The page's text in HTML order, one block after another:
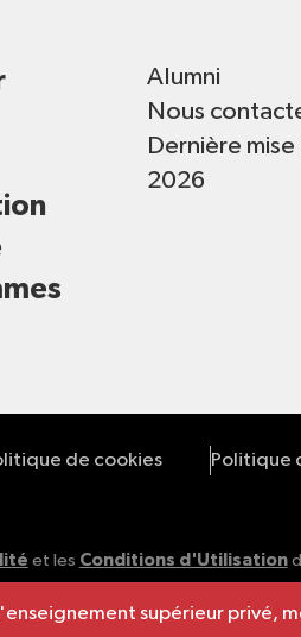
Alumni
Nous
Dernière
2026
de cookies
Politique
et les Conditions d'Utilisation
supérieur privé,